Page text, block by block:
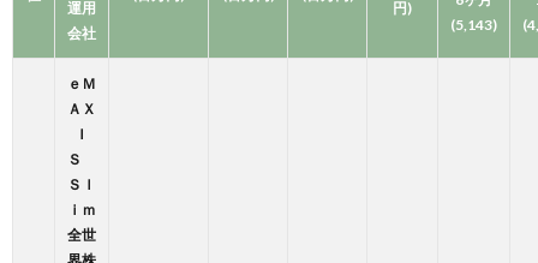
運用
会社
円)
(5,143)
(
ｅＭ
ＡＸ
Ｉ
Ｓ
Ｓｌ
ｉｍ
全世